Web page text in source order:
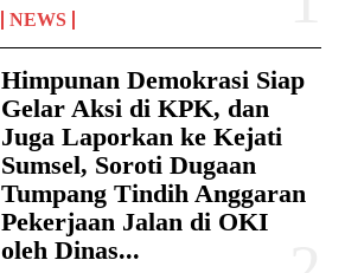
NEWS
Himpunan Demokrasi Siap
Gelar Aksi di KPK, dan
Juga Laporkan ke Kejati
Sumsel, Soroti Dugaan
Tumpang Tindih Anggaran
Pekerjaan Jalan di OKI
oleh Dinas...